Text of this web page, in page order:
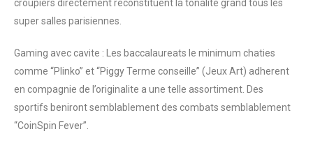
croupiers directement reconstituent la tonalite grand tous les
super salles parisiennes.
Gaming avec cavite : Les baccalaureats le minimum chaties
comme “Plinko” et “Piggy Terme conseille” (Jeux Art) adherent
en compagnie de l’originalite a une telle assortiment. Des
sportifs beniront semblablement des combats semblablement
“CoinSpin Fever”.